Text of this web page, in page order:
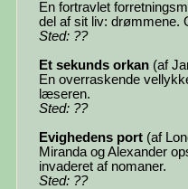
En fortravlet
del af sit liv: drømmene.
Sted: ??
Et sekunds orkan (af
En overraskende
læseren.
Sted: ??
Evighedens port (af
Miranda og Alexander
invaderet af nomaner.
Sted: ??